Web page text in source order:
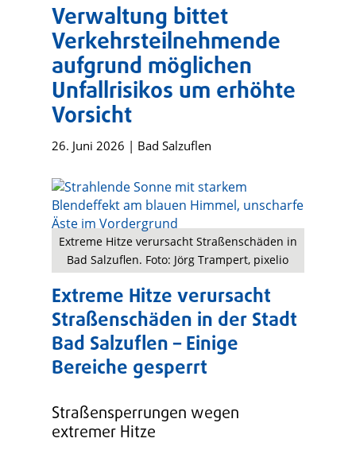
Verwaltung bittet
Verkehrsteilnehmende
aufgrund möglichen
Unfallrisikos um erhöhte
Vorsicht
26. Juni 2026 | Bad Salzuflen
Extreme Hitze verursacht Straßenschäden in
Bad Salzuflen. Foto: Jörg Trampert, pixelio
Extreme Hitze verursacht
Straßenschäden in der Stadt
Bad Salzuflen – Einige
Bereiche gesperrt
Straßensperrungen wegen
extremer Hitze